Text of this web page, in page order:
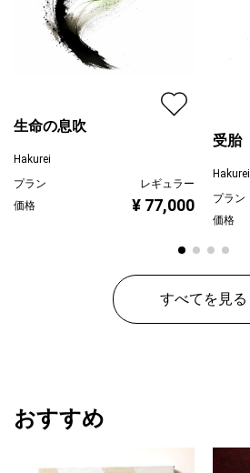
生命の息吹
Hakurei
プラン
レギュラー
価格
¥ 77,000
受胎
Hakurei
プラン
価格
すべてを見る
おすすめ